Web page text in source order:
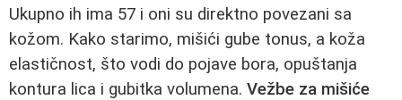
Ukupno ih ima 57 i oni su direktno povezani sa
kožom. Kako starimo, mišići gube tonus, a koža
elastičnost, što vodi do pojave bora, opuštanja
kontura lica i gubitka volumena. Vežbe za mišiće